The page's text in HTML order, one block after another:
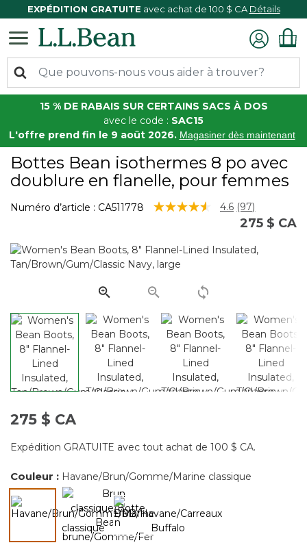
EXPÉDITION GRATUITE avec achat de 100 $ CA Détails
15 % DE RABAIS SUR CERTAINS SACS À DOS
avec le code : SAC15
L'offre prend fin le 9 août 2026. Magasiner dès maintenant
Bottes Bean isothermes 8 po avec
doublure en flanelle, pour femmes
Numéro d’article : CA511778 4,1 sur 5 Évaluation des clients
4.6 Lire
les
Lien
(97)
275 $ CA
275 $ CA
Expédition GRATUITE avec tout achat de 100 $ CA.
Couleur : Havane/Brun/Gomme/Marine classique
sélectionné